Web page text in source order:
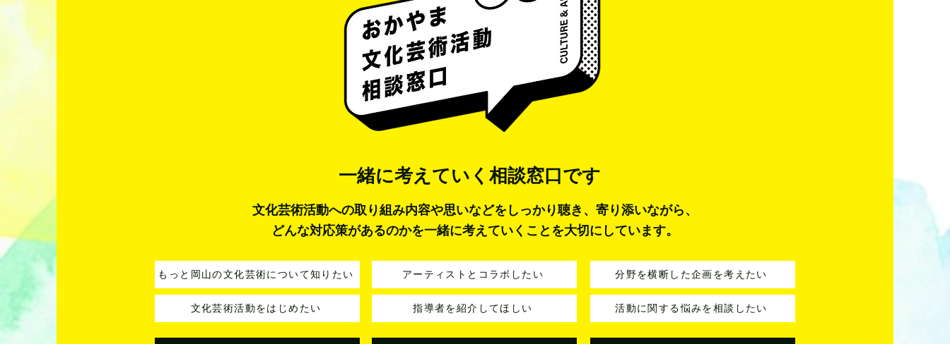
一緒に考えていく 相談窓口です
文化芸術活動への取り組み内容や思いなどをしっかり聴き、寄り添いながら、
どんな対応策があるのかを一緒に考えていくことを大切にしています。
もっと岡山の文化芸術について知りたい
文化芸術活動をはじめたい
アーティストとコラボしたい
指導者を紹介してほしい
分野を横断した企画を考えたい
活動に関する悩みを相談したい